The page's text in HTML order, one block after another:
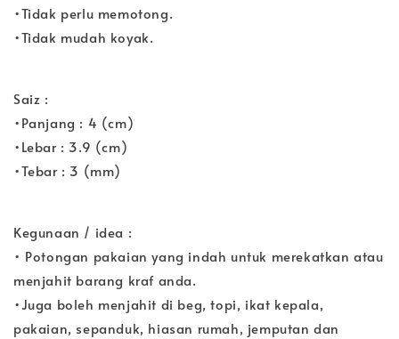
•Tidak perlu memotong.
•Tidak mudah koyak.
Saiz :
•Panjang : 4 (cm)
•Lebar : 3.9 (cm)
•Tebar : 3 (mm)
Kegunaan / idea :
• Potongan pakaian yang indah untuk merekatkan atau
menjahit barang kraf anda.
•Juga boleh menjahit di beg, topi, ikat kepala,
pakaian, sepanduk, hiasan rumah, jemputan dan